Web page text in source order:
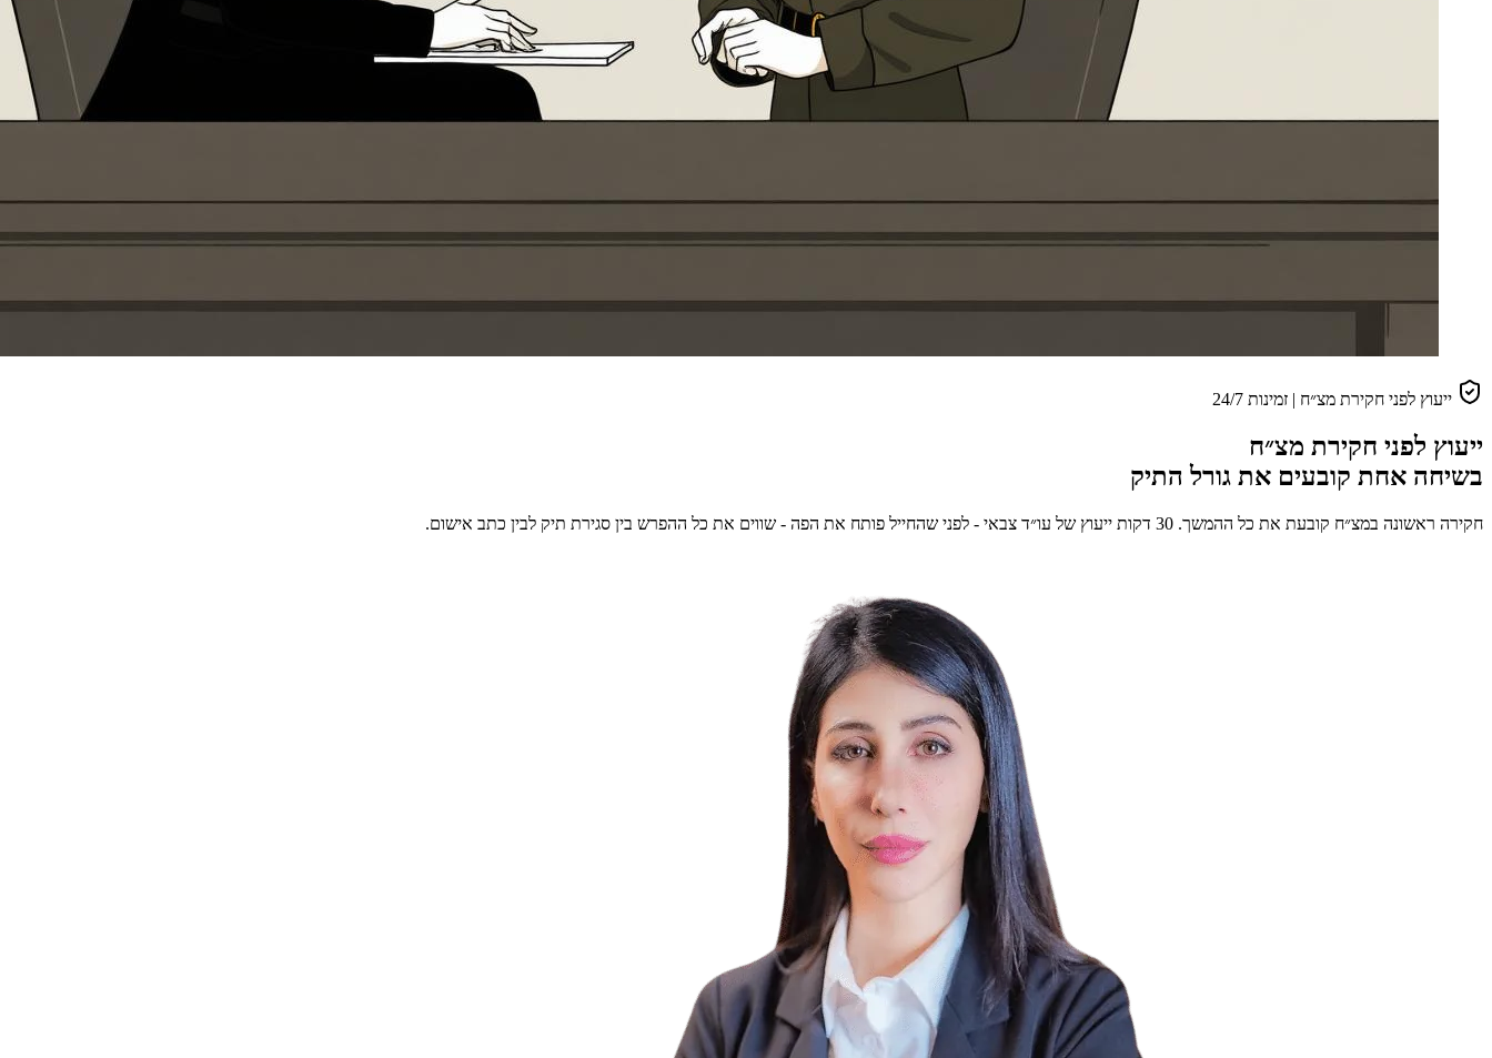
ייעוץ לפני חקירת מצ״ח | זמינות 24/7
ייעוץ לפני חקירת מצ״ח
בשיחה אחת קובעים את גורל התיק
חקירה ראשונה במצ״ח קובעת את כל ההמשך. 30 דקות ייעוץ של עו״ד צבאי - לפני שהחייל פותח את הפה - שווים את כל ההפרש בין סגירת תיק לבין כתב אישום.